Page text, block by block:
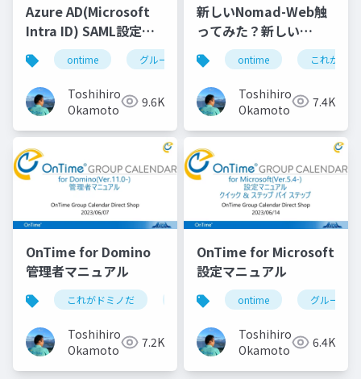
Azure AD(Microsoft
Intra ID) SAML設定マ
ニュアルontime グループカレンダー 組織カレンダー
Toshihiro
Okamoto
9.6K
新しいNomad-Web触
ってみた？新しい
Nomad Web用 HCL
Nomad for web
browsers 1.0.5
Domino 12.0.1用 EAP
Drop3 の歩き方
ontime これがド
Toshihiro
Okamoto
7.4K
OnTime for Domino
管理者マニュアル
これがドミノだ ontime hcl domino
Toshihiro
Okamoto
7.2K
OnTime for Microsoft
設定マニュアル
ontime グループ
Toshihiro
Okamoto
6.4K